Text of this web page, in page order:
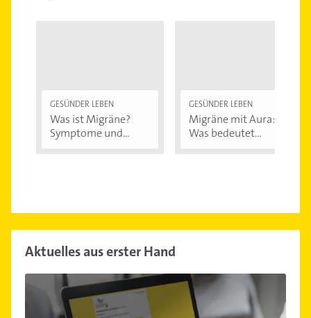
GESÜNDER LEBEN
Was ist Migräne?
Symptome und...
GESÜNDER LEBEN
Migräne mit Aura:
Was bedeutet...
Aktuelles aus erster Hand